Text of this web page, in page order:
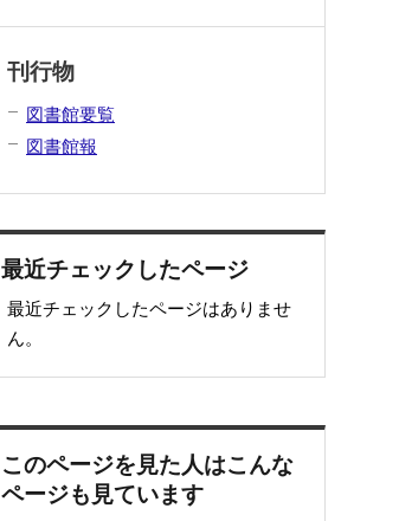
刊行物
図書館要覧
図書館報
最近チェックしたページ
最近チェックしたページはありませ
ん。
このページを見た人はこんな
ページも見ています